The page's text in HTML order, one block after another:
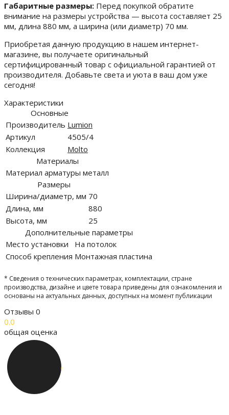
Габаритные размеры: Перед покупкой обратите
внимание на размеры устройства — высота составляет 25
мм, длина 880 мм, а ширина (или диаметр) 70 мм.
Приобретая данную продукцию в нашем интернет-
магазине, вы получаете оригинальный
сертифицированный товар с официальной гарантией от
производителя. Добавьте света и уюта в ваш дом уже
сегодня!
Характеристики
Основные
Производитель Lumion
Артикул
4505/4
Коллекция
Molto
Материалы
Материал арматуры металл
Размеры
Ширина/диаметр, мм 70
Длина, мм
880
Высота, мм
25
Дополнительные параметры
Место установки
На потолок
Способ крепления Монтажная пластина
* Сведения о технических параметрах, комплектации, стране
производства, дизайне и цвете товара приведены для ознакомления и
основаны на актуальных данных, доступных на момент публикации
Отзывы 0
0.0
общая оценка